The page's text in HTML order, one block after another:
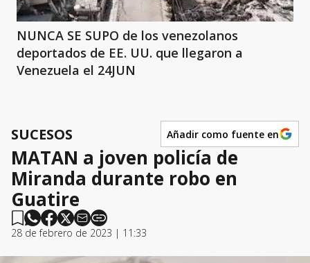
NUNCA SE SUPO de los venezolanos
deportados de EE. UU. que llegaron a
Venezuela el 24JUN
SUCESOS Añadir como fuente en
MATAN a joven policía de
Miranda durante robo en
Guatire
28 de febrero de 2023 | 11:33